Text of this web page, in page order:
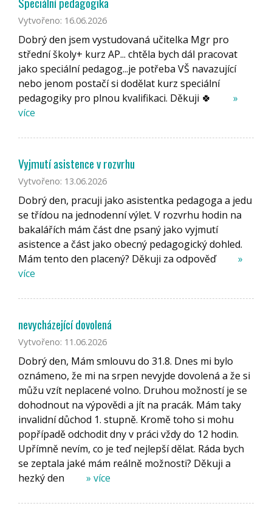
Vytvořeno: 16.06.2026
Dobrý den jsem vystudovaná učitelka Mgr pro
střední školy+ kurz AP... chtěla bych dál pracovat
jako speciální pedagog...je potřeba VŠ navazující
nebo jenom postačí si dodělat kurz speciální
pedagogiky pro plnou kvalifikaci. Děkuji 🍀
»
více
Vyjmutí asistence v rozvrhu
Vytvořeno: 13.06.2026
Dobrý den, pracuji jako asistentka pedagoga a jedu
se třídou na jednodenní výlet. V rozvrhu hodin na
bakalářích mám část dne psaný jako vyjmutí
asistence a část jako obecný pedagogický dohled.
Mám tento den placený? Děkuji za odpověď
»
více
nevycházející dovolená
Vytvořeno: 11.06.2026
Dobrý den, Mám smlouvu do 31.8. Dnes mi bylo
oznámeno, že mi na srpen nevyjde dovolená a že si
můžu vzít neplacené volno. Druhou možností je se
dohodnout na výpovědi a jít na pracák. Mám taky
invalidní důchod 1. stupně. Kromě toho si mohu
popřípadě odchodit dny v práci vždy do 12 hodin.
Upřímně nevím, co je teď nejlepší dělat. Ráda bych
se zeptala jaké mám reálně možnosti? Děkuji a
hezký den
» více